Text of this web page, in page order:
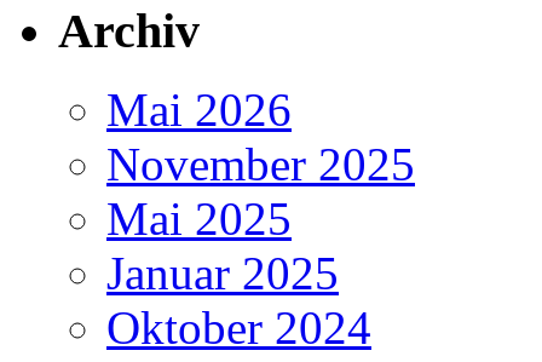
Archiv
Mai 2026
November 2025
Mai 2025
Januar 2025
Oktober 2024